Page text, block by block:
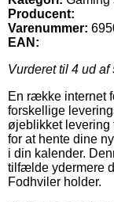
Producent:
Varenummer:
EAN:
Vurderet til 4 ud af
En række internet
forskellige
øjeblikket levering
for at hente dine
i din kalender.
tilfælde ydermere
Fodhviler holder.